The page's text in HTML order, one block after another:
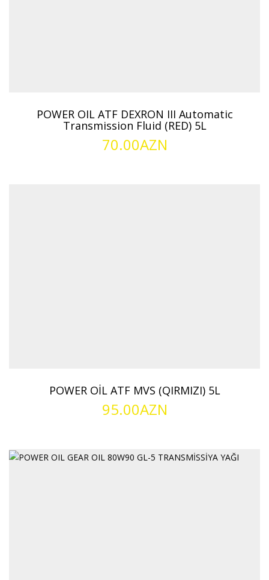
POWER OIL ATF DEXRON III Automatic
Transmission Fluid (RED) 5L
70.00AZN
POWER OİL ATF MVS (QIRMIZI) 5L
95.00AZN